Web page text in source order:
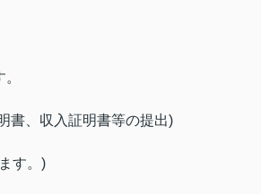
書、収入証明書等の提出)
す。)